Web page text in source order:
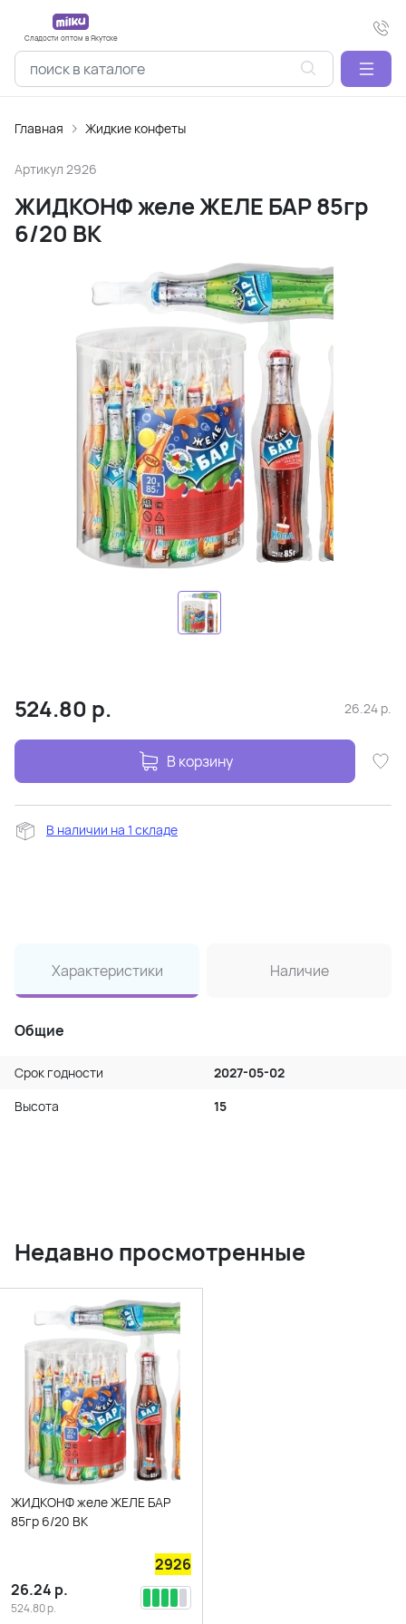
Сладости оптом в Якутске
Главная Жидкие конфеты
Артикул 2926
ЖИДКОНФ желе ЖЕЛЕ БАР 85гр
6/20 ВК
524.80 р. 26.24 р.
В корзину
В наличии на 1 складе
Характеристики Наличие
Общие
Срок годности
2027-05-02
Высота
15
Недавно просмотренные
ЖИДКОНФ желе ЖЕЛЕ БАР
85гр 6/20 ВК
2926
26.24 р.
524.80р.